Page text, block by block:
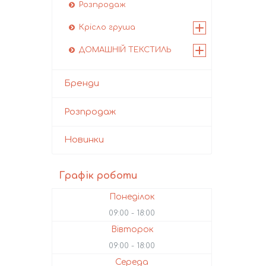
Розпродаж
Крісло груша
ДОМАШНІЙ ТЕКСТИЛЬ
Бренди
Розпродаж
Новинки
Графік роботи
Понеділок
09:00 18:00
Вівторок
09:00 18:00
Середа